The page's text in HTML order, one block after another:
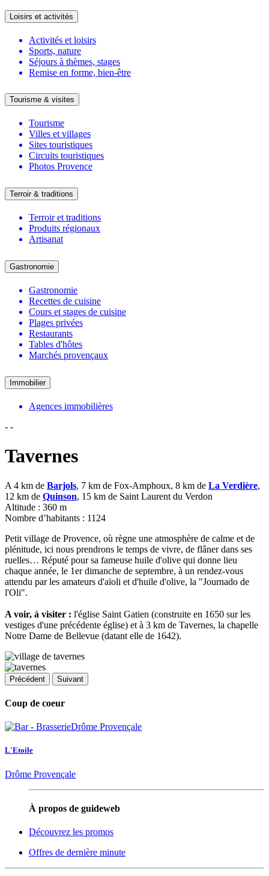
Loisirs et activités
Activités et loisirs
Sports, nature
Séjours à thèmes, stages
Remise en forme, bien-être
Tourisme & visites
Tourisme
Villes et villages
Sites touristiques
Circuits touristiques
Photos Provence
Terroir & traditions
Terroir et traditions
Produits régionaux
Artisanat
Gastronomie
Gastronomie
Recettes de cuisine
Cours et stages de cuisine
Plages privées
Restaurants
Tables d'hôtes
Marchés provençaux
Immobilier
Agences immobilières
- -
Tavernes
A 4 km de Barjols, 7 km de Fox-Amphoux, 8 km de La Verdière,
12 km de Quinson, 15 km de Saint Laurent du Verdon
Altitude : 360 m
Nombre d’habitants : 1124
Petit village de Provence, où règne une atmosphère de calme et de
plénitude, ici nous prendrons le temps de vivre, de flâner dans ses
ruelles… Réputé pour sa fameuse huile d'olive qui donne lieu
chaque année, le 1er dimanche de septembre, à un rendez-vous
attendu par les amateurs d'aïoli et d'huile d'olive, la "Journado de
l'Oli".
A voir, à visiter : l'église Saint Gatien (construite en 1650 sur les
vestiges d'une précédente église) et à 3 km de Tavernes, la chapelle
Notre Dame de Bellevue (datant elle de 1642).
Précédent Suivant
Coup de coeur
L'Etoile
Drôme Provençale
À propos de guideweb
Découvrez les promos
Offres de dernière minute